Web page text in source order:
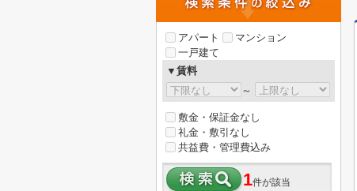
アパート
マンション
一戸建て
▼賃料
～
敷金・保証金なし
礼金・敷引なし
共益費・管理費込み
1件が該当